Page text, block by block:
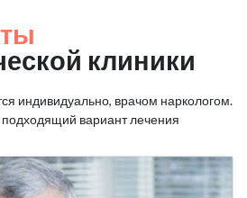
клиники
индивидуально, врачом наркологом.
вариант лечения